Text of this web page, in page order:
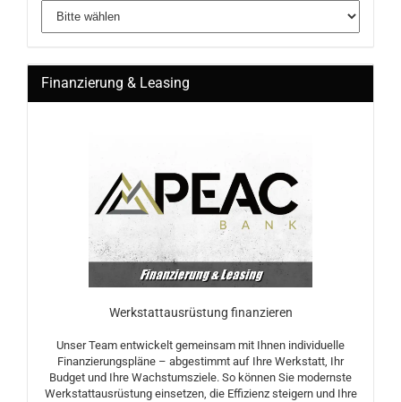
Finanzierung & Leasing
Werkstattausrüstung finanzieren
Unser Team entwickelt gemeinsam mit Ihnen individuelle
Finanzierungspläne – abgestimmt auf Ihre Werkstatt, Ihr
Budget und Ihre Wachstumsziele. So können Sie modernste
Werkstattausrüstung einsetzen, die Effizienz steigern und Ihre